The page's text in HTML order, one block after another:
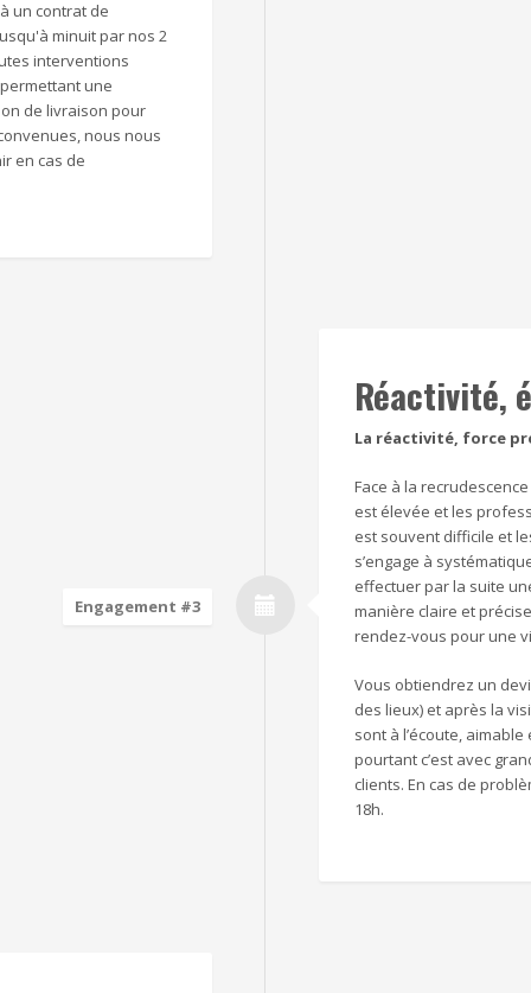
un contrat de
minuit par nos 2
interventions
une
de livraison pour
nous nous
en cas de
Engagement #3
Réactivité,
La réactivité, force
Face à la
est élevée et les
est souvent difficile et
s’engage à
effectuer par la suite
manière claire et
rendez-vous pour une
Vous obtiendrez un
des lieux) et après la
sont à l’écoute,
pourtant c’est avec
clients. En cas de
18h.